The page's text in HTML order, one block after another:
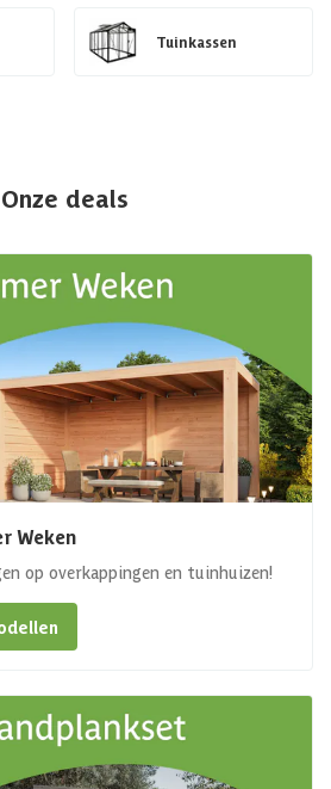
Tuinkassen
Onze deals
Weken
op overkappingen en tuinhuizen!